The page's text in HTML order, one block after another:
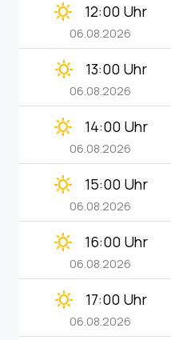
clear_day 12:00 Uhr
06.08.2026
clear_day 13:00 Uhr
06.08.2026
clear_day 14:00 Uhr
06.08.2026
clear_day 15:00 Uhr
06.08.2026
clear_day 16:00 Uhr
06.08.2026
clear_day 17:00 Uhr
06.08.2026